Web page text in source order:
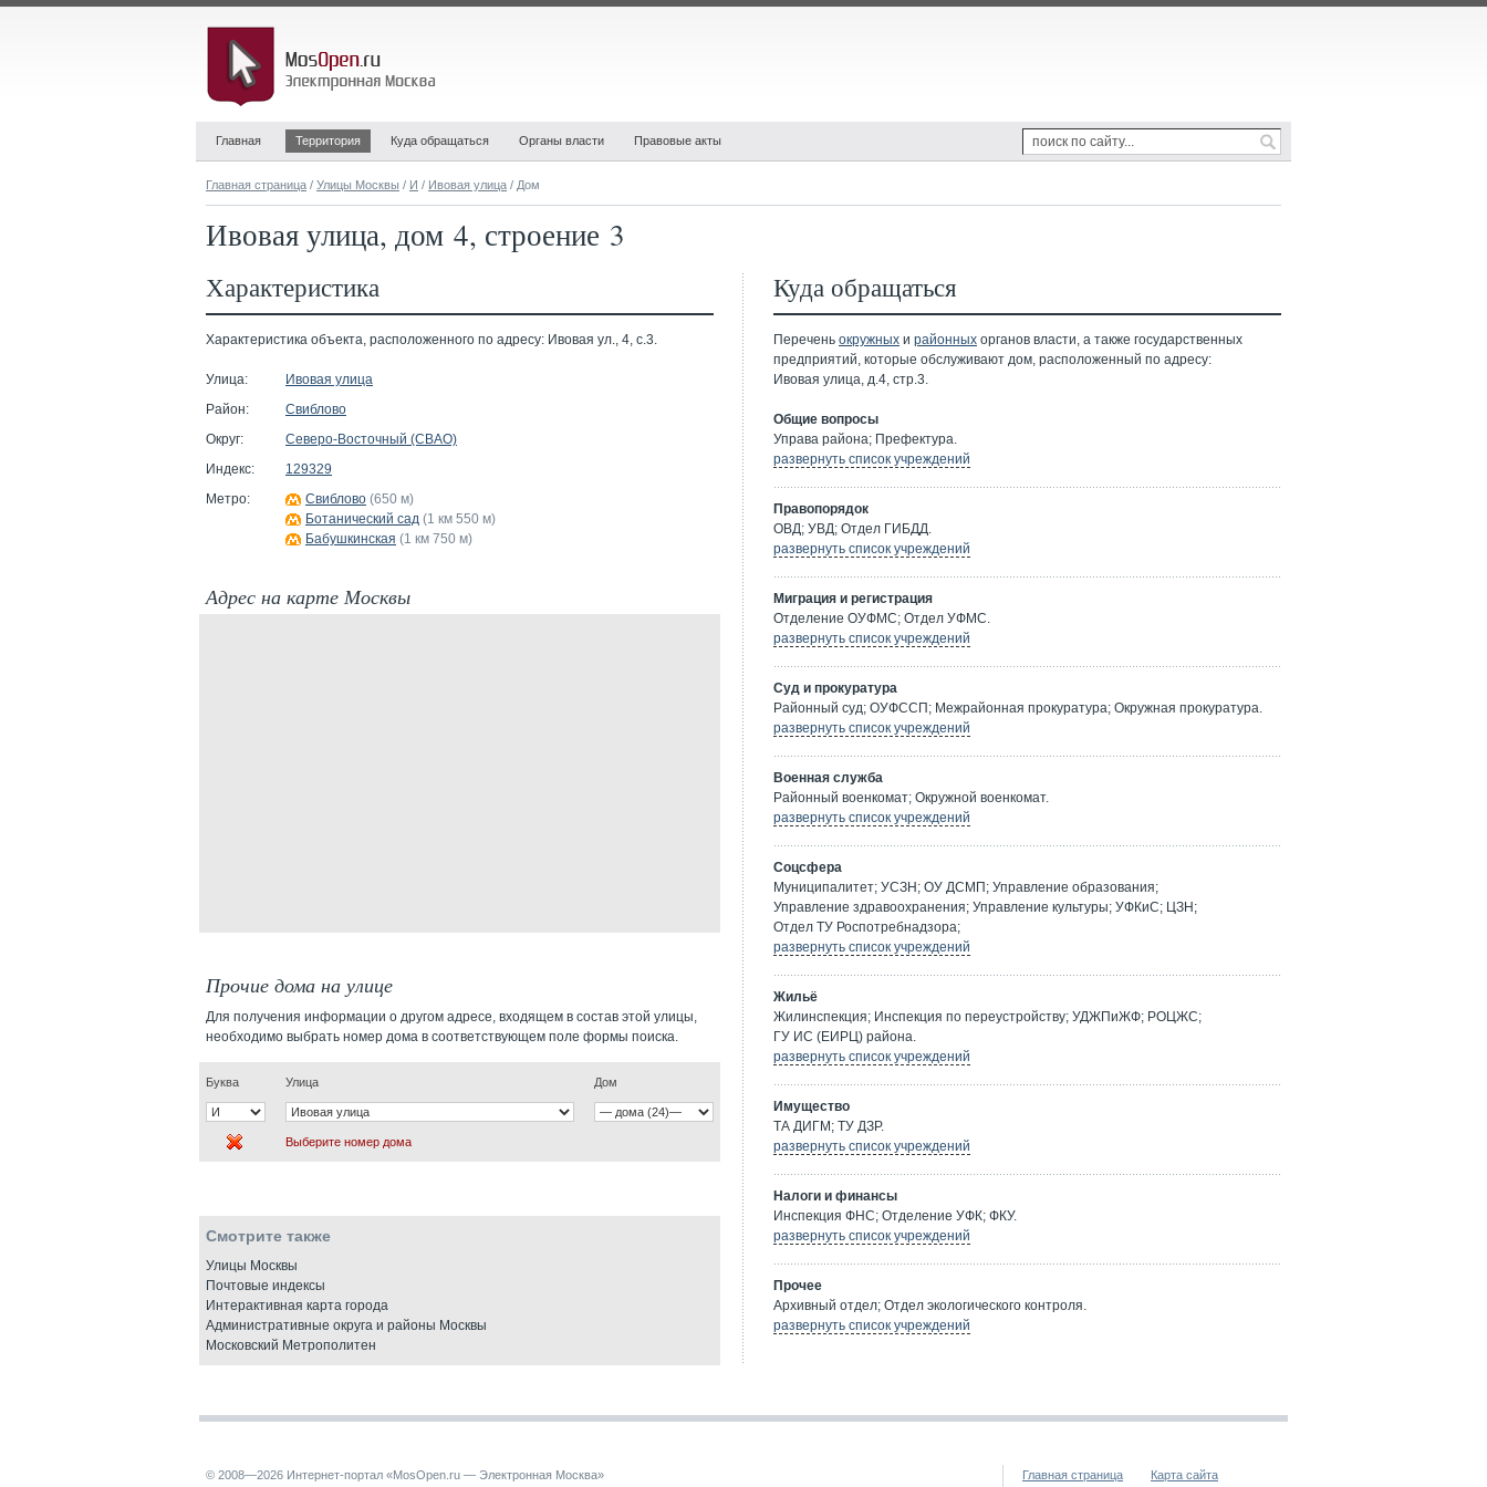
Главная Территория Куда обращаться Органы власти Правовые акты
Главная страница / Улицы Москвы / И / Ивовая улица / Дом
Ивовая улица, дом 4, строение 3
Характеристика
Характеристика объекта, расположенного по адресу: Ивовая ул., 4, с.3.
Улица:
Ивовая улица
Район:
Свиблово
Округ:
Северо-Восточный (СВАО)
Индекс:
129329
Метро:
Свиблово (650 м)
Ботанический сад (1 км 550 м)
Бабушкинская (1 км 750 м)
Адрес на карте Москвы
Прочие дома на улице
Для получения информации о другом адресе, входящем в состав этой улицы,
необходимо выбрать номер дома в соответствующем поле формы поиска.
Буква Улица Дом
Выберите номер дома
Смотрите также
Улицы Москвы
Почтовые индексы
Интерактивная карта города
Административные округа и районы Москвы
Московский Метрополитен
Куда обращаться
Перечень окружных и районных органов власти, а также государственных
предприятий, которые обслуживают дом, расположенный по адресу:
Ивовая улица, д.4, стр.3.
Общие вопросы
Управа района; Префектура.
развернуть список учреждений
Правопорядок
ОВД; УВД; Отдел ГИБДД.
развернуть список учреждений
Миграция и регистрация
Отделение ОУФМС; Отдел УФМС.
развернуть список учреждений
Суд и прокуратура
Районный суд; ОУФССП; Межрайонная прокуратура; Окружная прокуратура.
развернуть список учреждений
Военная служба
Районный военкомат; Окружной военкомат.
развернуть список учреждений
Соцсфера
Муниципалитет; УСЗН; ОУ ДСМП; Управление образования;
Управление здравоохранения; Управление культуры; УФКиС; ЦЗН;
Отдел ТУ Роспотребнадзора;
развернуть список учреждений
Жильё
Жилинспекция; Инспекция по переустройству; УДЖПиЖФ; РОЦЖС;
ГУ ИС (ЕИРЦ) района.
развернуть список учреждений
Имущество
ТА ДИГМ; ТУ ДЗР.
развернуть список учреждений
Налоги и финансы
Инспекция ФНС; Отделение УФК; ФКУ.
развернуть список учреждений
Прочее
Архивный отдел; Отдел экологического контроля.
развернуть список учреждений
© 2008—2026 Интернет-портал «MosOpen.ru — Электронная Москва» Главная страница Карта сайта